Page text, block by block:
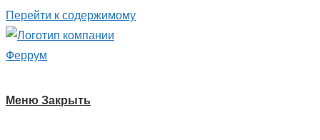
Перейти к содержимому
Меню Закрыть